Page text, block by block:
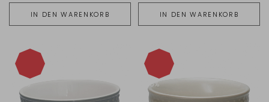
IN DEN WARENKORB IN DEN WARENKORB
-15%